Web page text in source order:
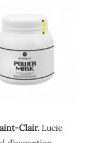
Clair. Lucie